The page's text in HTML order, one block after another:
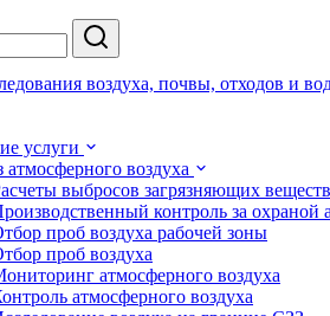
воздуха, почвы, отходов и
услуги
атмосферного воздуха
выбросов загрязняющих
контроль за охраной
проб воздуха рабочей зоны
проб воздуха
атмосферного воздуха
атмосферного воздуха